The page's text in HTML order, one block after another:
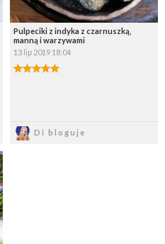
Pulpeciki z indyka z czarnuszką,
manną i warzywami
13 lip 2019 18:04
Di bloguje